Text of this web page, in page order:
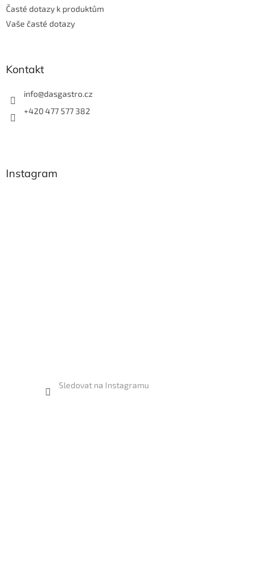
Časté dotazy k produktům
Vaše časté dotazy
Kontakt
info@dasgastro.cz
+420 477 577 382
Instagram
Sledovat na Instagramu